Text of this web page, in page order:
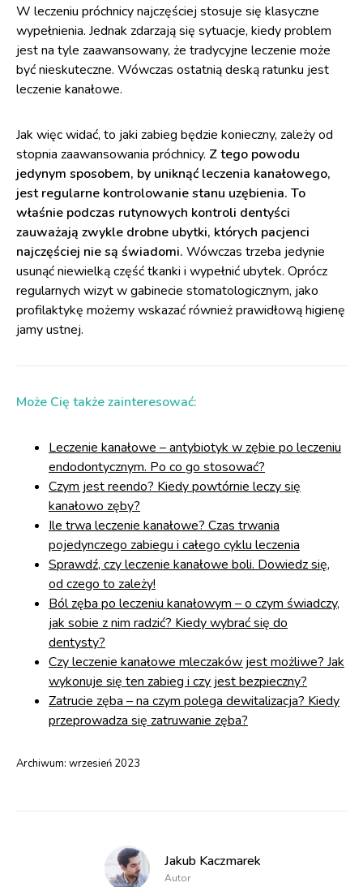
W leczeniu próchnicy najczęściej stosuje się klasyczne
wypełnienia. Jednak zdarzają się sytuacje, kiedy problem
jest na tyle zaawansowany, że tradycyjne leczenie może
być nieskuteczne. Wówczas ostatnią deską ratunku jest
leczenie kanałowe.
Jak więc widać, to jaki zabieg będzie konieczny, zależy od
stopnia zaawansowania próchnicy. Z tego powodu
jedynym sposobem, by uniknąć leczenia kanałowego,
jest regularne kontrolowanie stanu uzębienia. To
właśnie podczas rutynowych kontroli dentyści
zauważają zwykle drobne ubytki, których pacjenci
najczęściej nie są świadomi. Wówczas trzeba jedynie
usunąć niewielką część tkanki i wypełnić ubytek. Oprócz
regularnych wizyt w gabinecie stomatologicznym, jako
profilaktykę możemy wskazać również prawidłową higienę
jamy ustnej.
Może Cię także zainteresować:
Leczenie kanałowe – antybiotyk w zębie po leczeniu
endodontycznym. Po co go stosować?
Czym jest reendo? Kiedy powtórnie leczy się
kanałowo zęby?
Ile trwa leczenie kanałowe? Czas trwania
pojedynczego zabiegu i całego cyklu leczenia
Sprawdź, czy leczenie kanałowe boli. Dowiedz się,
od czego to zależy!
Ból zęba po leczeniu kanałowym – o czym świadczy,
jak sobie z nim radzić? Kiedy wybrać się do
dentysty?
Czy leczenie kanałowe mleczaków jest możliwe? Jak
wykonuje się ten zabieg i czy jest bezpieczny?
Zatrucie zęba – na czym polega dewitalizacja? Kiedy
przeprowadza się zatruwanie zęba?
Archiwum: wrzesień 2023
Jakub Kaczmarek
Autor